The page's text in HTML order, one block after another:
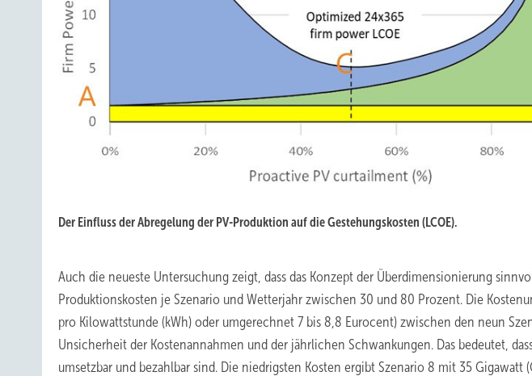
Der Einfluss der Abregelung der PV-Produktion auf die Gestehungskosten (LCOE).
Auch die neueste Untersuchung zeigt, dass das Konzept der Überdimensionierung
Produktionskosten je Szenario und Wetterjahr zwischen 30 und 80 Prozent. Die
pro Kilowattstunde (kWh) oder umgerechnet 7 bis 8,8 Eurocent) zwischen den neun
Unsicherheit der Kostenannahmen und der jährlichen Schwankungen. Das bedeutet,
umsetzbar und bezahlbar sind. Die niedrigsten Kosten ergibt Szenario 8 mit 35 Gigawatt